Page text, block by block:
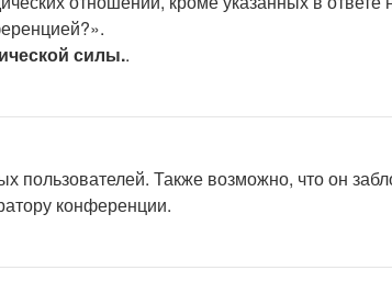
силы..
Также возможно, что он
конференции.